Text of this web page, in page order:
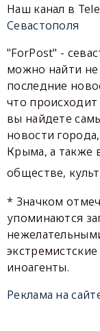
Наш канал в
Севастополя
"ForPost" -
можно найти не
последние
что
вы найдете
новости
Крыма, а также
обществе,
* Значком
упоминаются
иноагенты.
Реклама на